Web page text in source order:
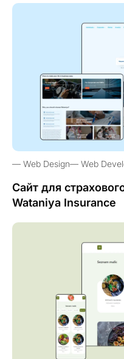
Web Design Web
Сайт для
Wataniya Insurance